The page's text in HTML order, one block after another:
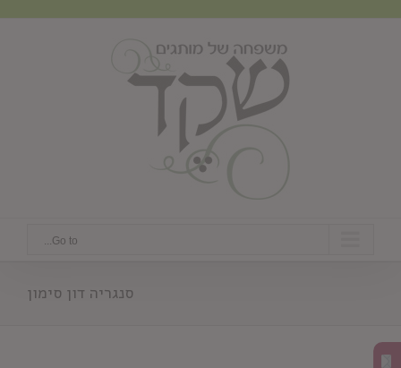
Go to...
סנגריה דון סימון